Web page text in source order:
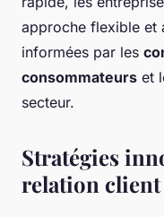
approche flexible et
informées par les
consommateurs et
secteur.
Stratégies
relation client